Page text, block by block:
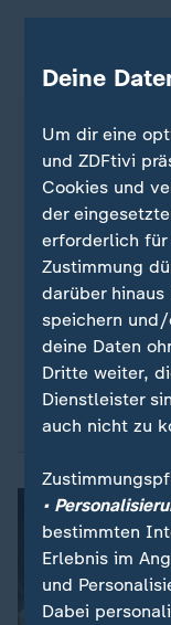
Studie zu
Eine Studie aus
Katzen mit
mit tierischer
Tierhalter
deren Halter
Ob diese
Nahrung
über Jahre
gehalten und
Gründen des
Deine
Um dir eine
und ZDFtivi
Cookies und
der
erforderlich für
Zustimmung
darüber
speichern
deine Daten
Dritte weiter,
Dienstleister
auch nicht zu
•
bestimmten
Erlebnis im
und
Dabei